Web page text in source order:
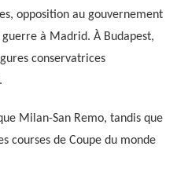
opposition au gouvernement
à Madrid. À Budapest,
conservatrices
Milan-San Remo, tandis que
courses de Coupe du monde